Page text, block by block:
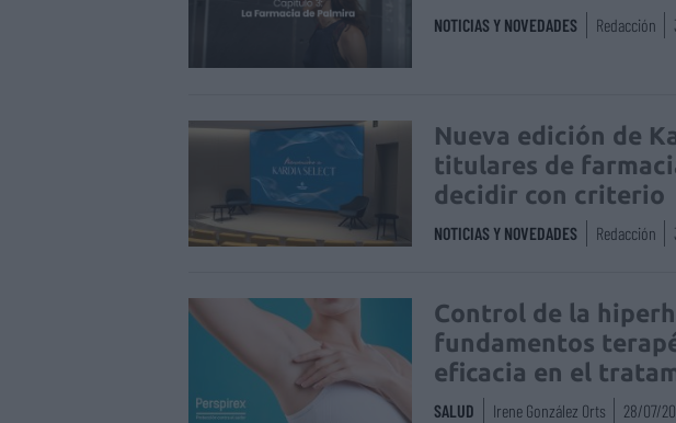
NOTICIAS Y NOVEDADES Redacción
Nueva edición de
titulares de
decidir con criterio
NOTICIAS Y NOVEDADES Redacción
Control de la
fundamentos
eficacia en el
SALUD Irene González Orts 28/07/